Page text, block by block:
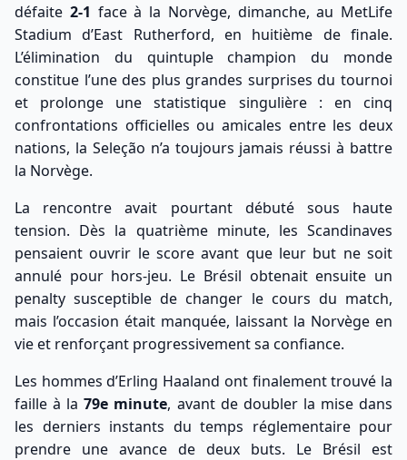
défaite 2-1 face à la Norvège, dimanche, au MetLife
Stadium d’East Rutherford, en huitième de finale.
L’élimination du quintuple champion du monde
constitue l’une des plus grandes surprises du tournoi
et prolonge une statistique singulière : en cinq
confrontations officielles ou amicales entre les deux
nations, la Seleção n’a toujours jamais réussi à battre
la Norvège.
La rencontre avait pourtant débuté sous haute
tension. Dès la quatrième minute, les Scandinaves
pensaient ouvrir le score avant que leur but ne soit
annulé pour hors-jeu. Le Brésil obtenait ensuite un
penalty susceptible de changer le cours du match,
mais l’occasion était manquée, laissant la Norvège en
vie et renforçant progressivement sa confiance.
Les hommes d’Erling Haaland ont finalement trouvé la
faille à la79e minute, avant de doubler la mise dans
les derniers instants du temps réglementaire pour
prendre une avance de deux buts. Le Brésil est